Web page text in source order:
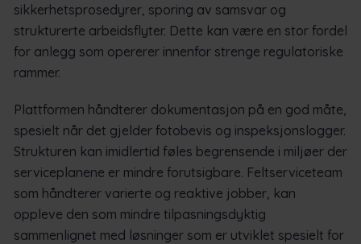
sikkerhetsprosedyrer, sporing av samsvar og
strukturerte arbeidsflyter. Dette kan være en stor fordel
for anlegg som opererer innenfor strenge regulatoriske
rammer.
Plattformen håndterer dokumentasjon på en god måte,
spesielt når det gjelder fotobevis og inspeksjonslogger.
Strukturen kan imidlertid føles begrensende i miljøer der
serviceplanene er mindre forutsigbare. Feltserviceteam
som håndterer varierte og reaktive jobber, kan
oppleve den som mindre tilpasningsdyktig
sammenlignet med løsninger som er utviklet spesielt for